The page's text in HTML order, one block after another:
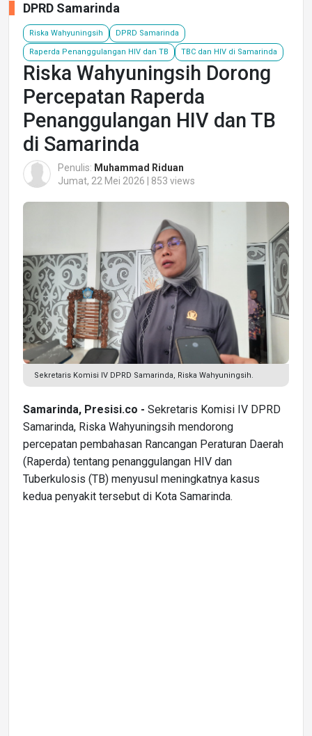
DPRD Samarinda
Riska Wahyuningsih DPRD Samarinda
Raperda Penanggulangan HIV dan TB TBC dan HIV di Samarinda
Riska Wahyuningsih Dorong
Percepatan Raperda
Penanggulangan HIV dan TB
di Samarinda
Penulis: Muhammad Riduan
Jumat, 22 Mei 2026 | 853 views
Sekretaris Komisi IV DPRD Samarinda, Riska Wahyuningsih.
Samarinda, Presisi.co - Sekretaris Komisi IV DPRD
Samarinda, Riska Wahyuningsih mendorong
percepatan pembahasan Rancangan Peraturan Daerah
(Raperda) tentang penanggulangan HIV dan
Tuberkulosis (TB) menyusul meningkatnya kasus
kedua penyakit tersebut di Kota Samarinda.